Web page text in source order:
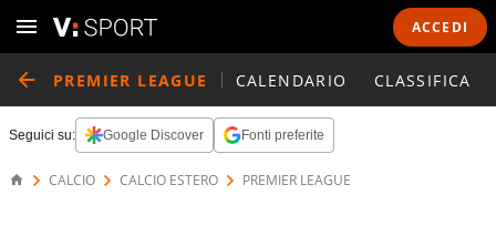
ACCEDI
PREMIER LEAGUE CALENDARIO CLASSIFICA
Seguici su: Google Discover Fonti preferite
CALCIO CALCIO ESTERO PREMIER LEAGUE